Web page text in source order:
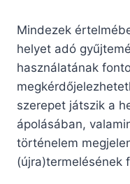
Mindezek
helyet adó
használatának
szerepet játszik a
ápolásában,
történelem
(újra)termelésének